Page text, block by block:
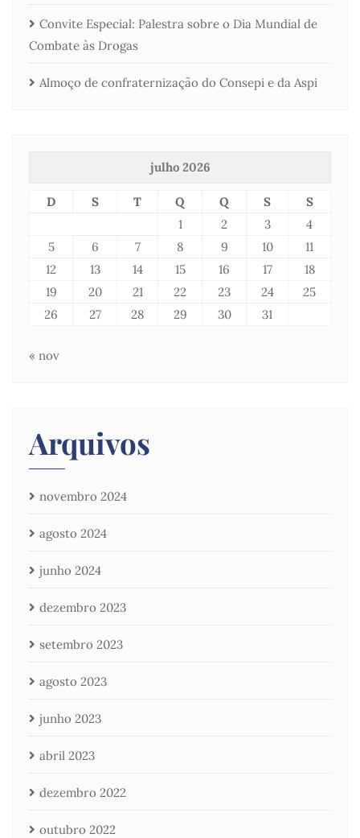
Convite Especial: Palestra sobre o Dia Mundial de
Combate às Drogas
Almoço de confraternização do Consepi e da Aspi
julho 2026
D S T Q Q S
S
1
2 3
4
5
6 7 8 9 10
11
12
13 14 15 16 17
18
19
20 21 22 23 24
25
26
27 28 29 30 31
« nov
Arquivos
novembro 2024
agosto 2024
junho 2024
dezembro 2023
setembro 2023
agosto 2023
junho 2023
abril 2023
dezembro 2022
outubro 2022